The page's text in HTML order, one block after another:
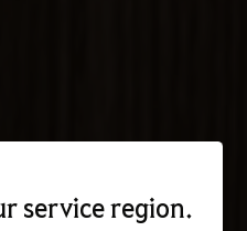
service region.